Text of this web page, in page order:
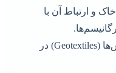
و ارتباط آن با
ارزیابی عملکرد انواع خاک‌پوش‌ها (Geotextiles) در